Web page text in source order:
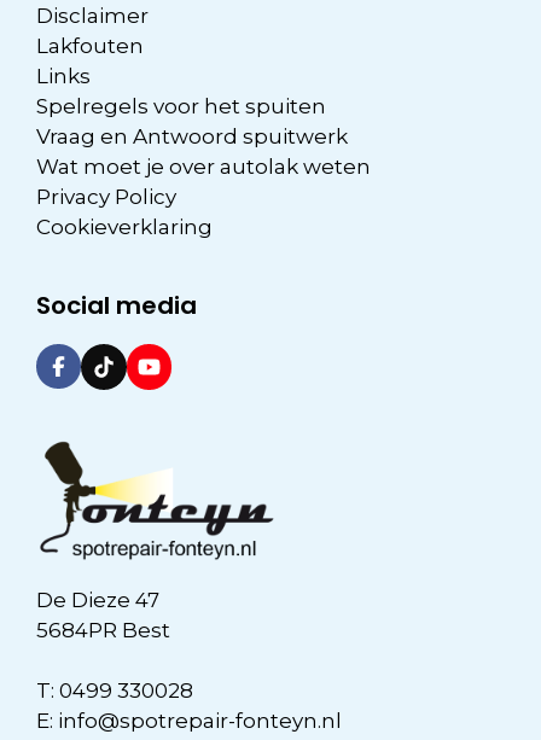
Disclaimer
Lakfouten
Links
Spelregels voor het spuiten
Vraag en Antwoord spuitwerk
Wat moet je over autolak weten
Privacy Policy
Cookieverklaring
Social media
De Dieze 47
5684PR Best
T: 0499 330028
E: info@spotrepair-fonteyn.nl